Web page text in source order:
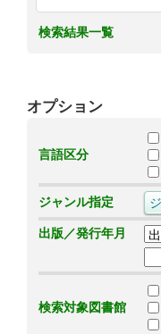
検索結果一覧
オプション
言語区分
ジャンル指定
出版／発行年月
検索対象図書館